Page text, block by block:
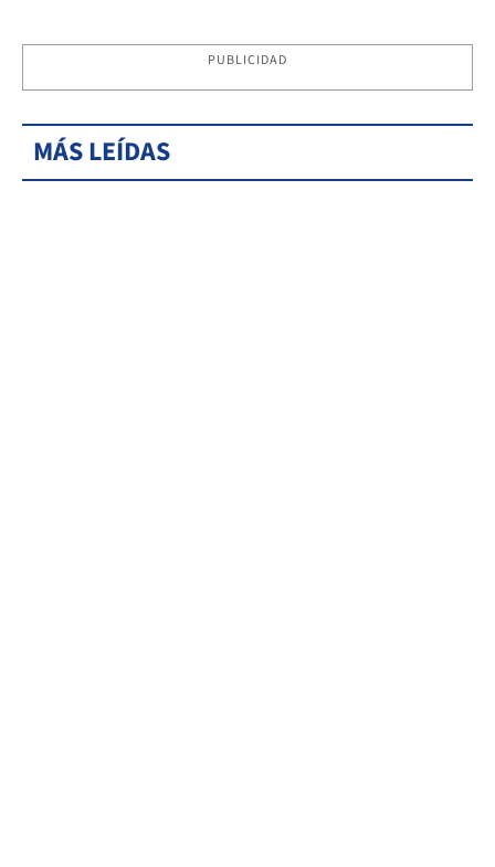
PUBLICIDAD
MÁS LEÍDAS